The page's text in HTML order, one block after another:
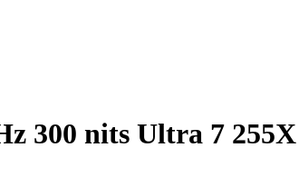
300 nits Ultra 7 255X